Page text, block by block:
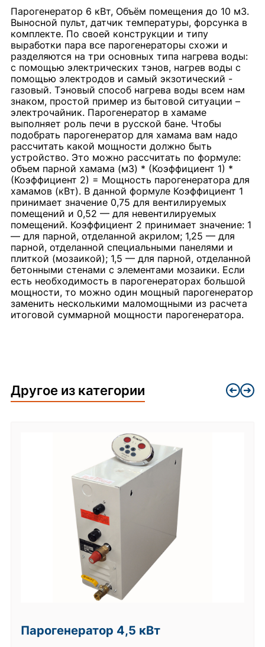
Парогенератор 6 кВт, Объём помещения до 10 м3.
Выносной пульт, датчик температуры, форсунка в
комплекте. По своей конструкции и типу
выработки пара все парогенераторы схожи и
разделяются на три основных типа нагрева воды:
с помощью электрических тэнов, нагрев воды с
помощью электродов и самый экзотический -
газовый. Тэновый способ нагрева воды всем нам
знаком, простой пример из бытовой ситуации –
электрочайник. Парогенератор в хамаме
выполняет роль печи в русской бане. Чтобы
подобрать парогенератор для хамама вам надо
рассчитать какой мощности должно быть
устройство. Это можно рассчитать по формуле:
объем парной хамама (м3) * (Коэффициент 1) *
(Коэффициент 2) = Мощность парогенератора для
хамамов (кВт). В данной формуле Коэффициент 1
принимает значение 0,75 для вентилируемых
помещений и 0,52 — для невентилируемых
помещений. Коэффициент 2 принимает значение: 1
— для парной, отделанной акрилом; 1,25 — для
парной, отделанной специальными панелями и
плиткой (мозаикой); 1,5 — для парной, отделанной
бетонными стенами с элементами мозаики. Если
есть необходимость в парогенераторах большой
мощности, то можно один мощный парогенератор
заменить несколькими маломощными из расчета
итоговой суммарной мощности парогенератора.
Другое из категории
Парогенератор 4,5 кВт